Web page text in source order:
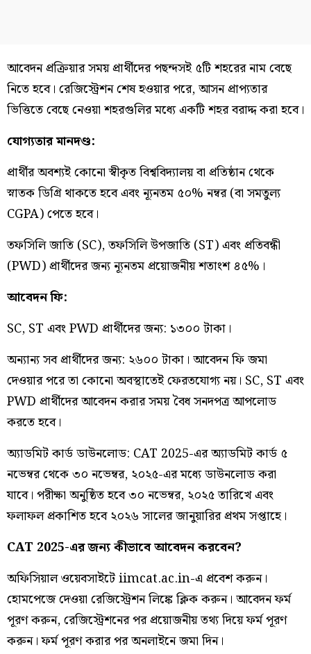
আবেদন প্রক্রিয়ার সময় প্রার্থীদের পছন্দসই ৫টি শহরের নাম বেছে
নিতে হবে। রেজিস্ট্রেশন শেষ হওয়ার পরে, আসন প্রাপ্যতার
ভিত্তিতে বেছে নেওয়া শহরগুলির মধ্যে একটি শহর বরাদ্দ করা হবে।
যোগ্যতার মানদণ্ড:
প্রার্থীর অবশ্যই কোনো স্বীকৃত বিশ্ববিদ্যালয় বা প্রতিষ্ঠান থেকে
স্নাতক ডিগ্রি থাকতে হবে এবং ন্যূনতম ৫০% নম্বর (বা সমতুল্য
CGPA) পেতে হবে।
তফসিলি জাতি (SC), তফসিলি উপজাতি (ST) এবং প্রতিবন্ধী
(PWD) প্রার্থীদের জন্য ন্যূনতম প্রয়োজনীয় শতাংশ ৪৫%।
আবেদন ফি:
SC, ST এবং PWD প্রার্থীদের জন্য: ১৩০০ টাকা।
অন্যান্য সব প্রার্থীদের জন্য: ২৬০০ টাকা। আবেদন ফি জমা
দেওয়ার পরে তা কোনো অবস্থাতেই ফেরতযোগ্য নয়। SC, ST এবং
PWD প্রার্থীদের আবেদন করার সময় বৈধ সনদপত্র আপলোড
করতে হবে।
অ্যাডমিট কার্ড ডাউনলোড: CAT 2025-এর অ্যাডমিট কার্ড ৫
নভেম্বর থেকে ৩০ নভেম্বর, ২০২৫-এর মধ্যে ডাউনলোড করা
যাবে। পরীক্ষা অনুষ্ঠিত হবে ৩০ নভেম্বর, ২০২৫ তারিখে এবং
ফলাফল প্রকাশিত হবে ২০২৬ সালের জানুয়ারির প্রথম সপ্তাহে।
CAT 2025-এর জন্য কীভাবে আবেদন করবেন?
অফিসিয়াল ওয়েবসাইটে iimcat.ac.in-এ প্রবেশ করুন।
হোমপেজে দেওয়া রেজিস্ট্রেশন লিঙ্কে ক্লিক করুন। আবেদন ফর্ম
পূরণ করুন, রেজিস্ট্রেশনের পর প্রয়োজনীয় তথ্য দিয়ে ফর্ম পূরণ
করুন। ফর্ম পূরণ করার পর অনলাইনে জমা দিন।